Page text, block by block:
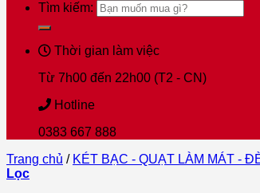
Tìm kiếm:
Thời gian làm việc
Từ 7h00 đến 22h00 (T2 - CN)
Hotline
0383 667 888
Trang chủ / KÉT BẠC - QUẠT LÀM MÁT -
Lọc